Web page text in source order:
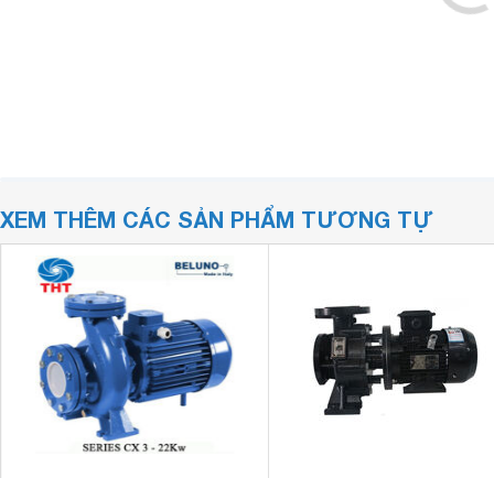
XEM THÊM CÁC SẢN PHẨM TƯƠNG TỰ